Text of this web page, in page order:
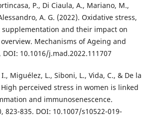
P., Di Ciaula, A., Mariano, M.,
A. G. (2022). Oxidative stress,
and their impact on
Mechanisms of Ageing and
10.1016/j.mad.2022.111707
Miguélez, L., Siboni, L., Vida, C., & De la
perceived stress in women is linked
and immunosenescence.
823-835. DOI: 10.1007/s10522-019-